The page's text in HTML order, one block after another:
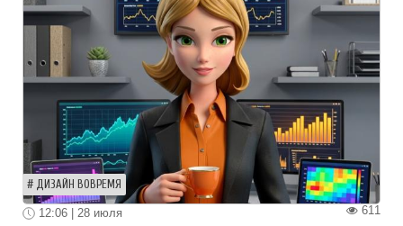
ДИЗАЙН ВОВРЕМЯ
611
12:06 | 28 июля